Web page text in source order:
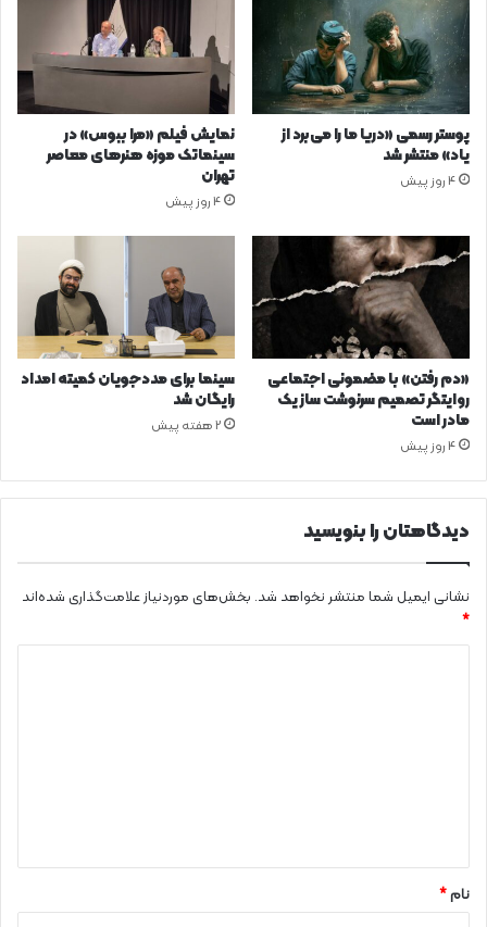
پوستر رسمی «دریا ما را می‌برد از
یاد» منتشر شد
4 روز پیش
نمایش فیلم «مرا ببوس» در
سینماتک موزه هنرهای معاصر
تهران
4 روز پیش
«دم رفتن» با مضمونی اجتماعی
روایتگر تصمیم سرنوشت ساز یک
مادر است
4 روز پیش
سینما برای مددجویان کمیته امداد
رایگان شد
2 هفته پیش
دیدگاهتان را بنویسید
نشانی ایمیل شما منتشر نخواهد شد. بخش‌های موردنیاز علامت‌گذاری شده‌اند
*
نام*